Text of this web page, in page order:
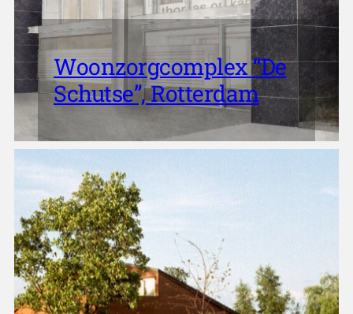
Woonzorgcomplex “De
Schutse”, Rotterdam